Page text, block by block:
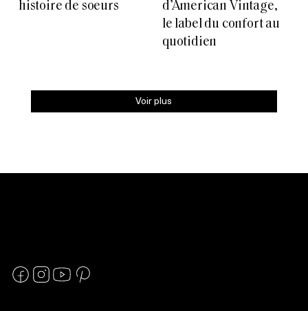
histoire de soeurs
d’American Vintage,
le label du confort au
quotidien
Voir plus